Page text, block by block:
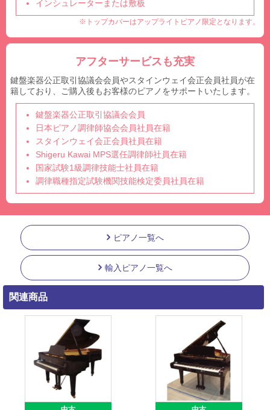
インシュレーターまたは敷板
※トップカバーはアップライトピアノ限定となります。
アフターサービスも充実
鍵盤楽器公正取引協議会会員やスタインウェイ会正会員社員が在
籍しており、ご購入後もお客様のピアノをサポートいたします。
鍵盤楽器公正取引協議会会員
日本ピアノ調律師協会会員社員在籍
スタインウェイ会正会員社員在籍
Shigeru Kawai MPS選任調律師社員在籍
国家試験1級調律技能士社員在籍
調律職種指定試験機関技能検定委員社員在籍
ピアノ一覧へ
輸入ピアノ一覧へ
関連商品